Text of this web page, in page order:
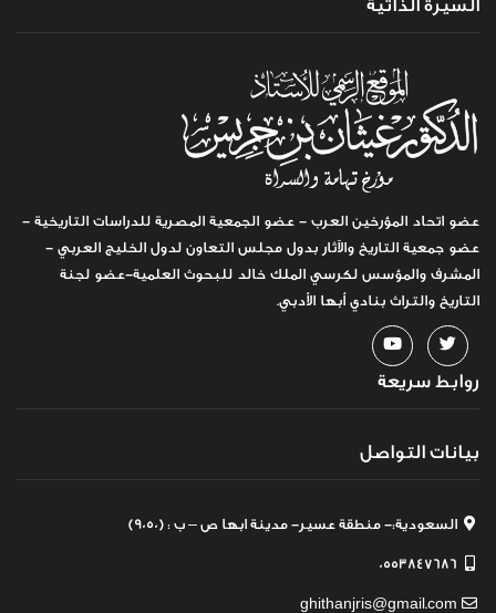
السيرة الذاتية
عضو اتحاد المؤرخين العرب - عضو الجمعية المصرية للدراسات التاريخية -
عضو جمعية التاريخ والآثار بدول مجلس التعاون لدول الخليج العربي -
المشرف والمؤسس لكرسي الملك خالد للبحوث العلمية-عضو لجنة
التاريخ والتراث بنادي أبها الأدبي.
روابط سريعة
بيانات التواصل
السعودية:- منطقة عسير- مدينة ابها ص – ب : (9050)
0553847686
ghithanjris@gmail.com